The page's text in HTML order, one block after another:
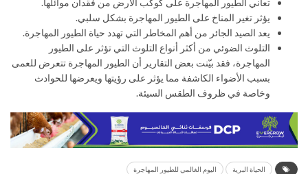
تعاني الطيور المهاجرة على كوكب الأرض من فقدان موائلها.
يؤثر تغير المناخ على الطيور المهاجرة بشكل سلبي.
يعد الصيد الجائر من أهم المخاطر التي تهدد حياة الطيور المهاجرة.
التلوث الضوئي من أكثر أنواع التلوث التي تؤثر على الطيور
المهاجرة، فقد بيّنت بعض التقارير أن الطيور المهاجرة تتعرض للعمى
بسبب الأضواء الكاشفة مما يؤثر على رؤيتها ويعرضها للحوادث
وخاصة في ظروف الطقس السيئة.
الحياة البرية اليوم الغالمي للطيور المهاجرة